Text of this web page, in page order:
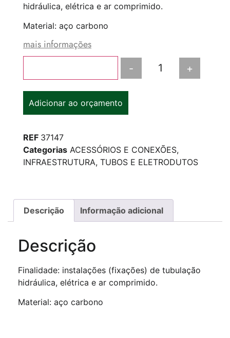
hidráulica, elétrica e ar comprimido.
Material: aço carbono
mais informações
- +
Adicionar ao orçamento
REF 37147
Categorias ACESSÓRIOS E CONEXÕES,
INFRAESTRUTURA, TUBOS E ELETRODUTOS
Descrição Informação adicional
Descrição
Finalidade: instalações (fixações) de tubulação
hidráulica, elétrica e ar comprimido.
Material: aço carbono